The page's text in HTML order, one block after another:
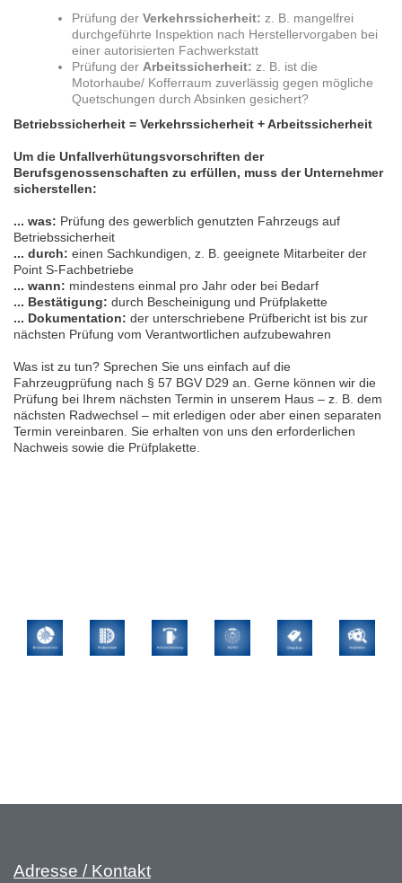
Prüfung der Verkehrssicherheit: z. B. mangelfrei
durchgeführte Inspektion nach Herstellervorgaben bei
einer autorisierten Fachwerkstatt
Prüfung der Arbeitssicherheit: z. B. ist die
Motorhaube/ Kofferraum zuverlässig gegen mögliche
Quetschungen durch Absinken gesichert?
Betriebssicherheit = Verkehrssicherheit + Arbeitssicherheit
Um die Unfallverhütungsvorschriften der
Berufsgenossenschaften zu erfüllen, muss der Unternehmer
sicherstellen:
... was: Prüfung des gewerblich genutzten Fahrzeugs auf
Betriebssicherheit
... durch: einen Sachkundigen, z. B. geeignete Mitarbeiter der
Point S-Fachbetriebe
... wann: mindestens einmal pro Jahr oder bei Bedarf
... Bestätigung: durch Bescheinigung und Prüfplakette
... Dokumentation: der unterschriebene Prüfbericht ist bis zur
nächsten Prüfung vom Verantwortlichen aufzubewahren
Was ist zu tun? Sprechen Sie uns einfach auf die
Fahrzeugprüfung nach § 57 BGV D29 an. Gerne können wir die
Prüfung bei Ihrem nächsten Termin in unserem Haus – z. B. dem
nächsten Radwechsel – mit erledigen oder aber einen separaten
Termin vereinbaren. Sie erhalten von uns den erforderlichen
Nachweis sowie die Prüfplakette.
Adresse / Kontakt